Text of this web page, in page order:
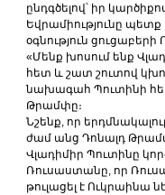
ընդգծելով՝ իր
Եվրամիությունը պետք
օգնություն ցուցաբերի
«Մենք խոսում ենք
հետ և շատ շուտով
նախագահ Պուտինի
Թրամփը։
Նշենք, որ
ժամ անց Դոնալդ
Վլադիմիր Պուտինը
Ռուսաստանը, որ
թուլացել է Ուկրաինա